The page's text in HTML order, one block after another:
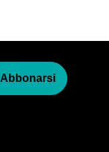
Abbonarsi